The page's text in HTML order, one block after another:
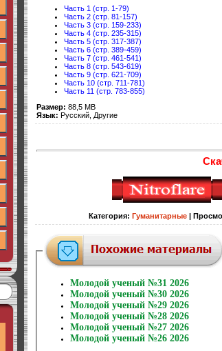
Часть 1 (стр. 1-79)
Часть 2 (стр. 81-157)
Часть 3 (стр. 159-233)
Часть 4 (стр. 235-315)
Часть 5 (стр. 317-387)
Часть 6 (стр. 389-459)
Часть 7 (стр. 461-541)
Часть 8 (стр. 543-619)
Часть 9 (стр. 621-709)
Часть 10 (стр. 711-781)
Часть 11 (стр. 783-855)
Размер: 88,5 MB
Язык: Русский, Другие
Категория: Гуманитарные|
Молодой ученый №31 2026
Молодой ученый №30 2026
Молодой ученый №29 2026
Молодой ученый №28 2026
Молодой ученый №27 2026
Молодой ученый №26 2026